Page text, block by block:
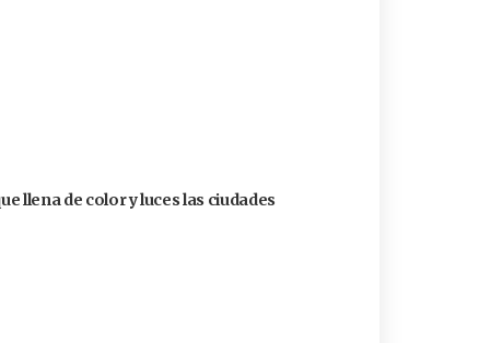
llena de color y luces las ciudades